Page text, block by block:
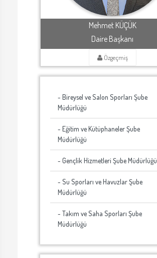
Mehmet KÜÇÜK
Daire Başkanı
Özgeçmiş
- Bireysel ve Salon Sporları Şube
Müdürlüğü
- Eğitim ve Kütüphaneler Şube
Müdürlüğü
- Gençlik Hizmetleri Şube Müdürlüğü
- Su Sporları ve Havuzlar Şube
Müdürlüğü
- Takım ve Saha Sporları Şube
Müdürlüğü